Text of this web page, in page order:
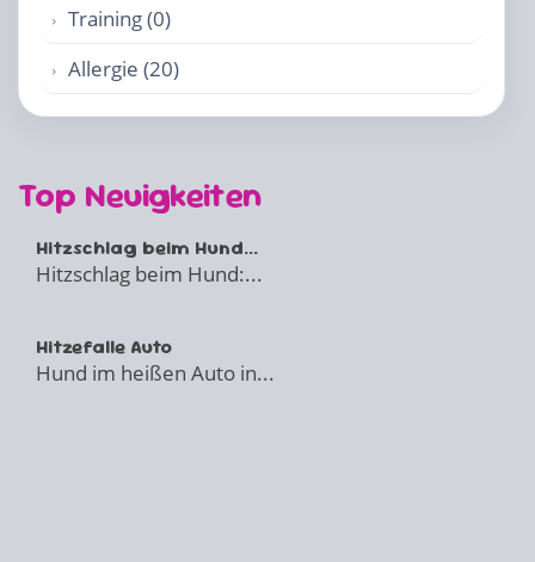
Training (0)
Allergie (20)
Top Neuigkeiten
Hitzschlag beim Hund...
Hitzschlag beim Hund:...
Hitzefalle Auto
Hund im heißen Auto in...